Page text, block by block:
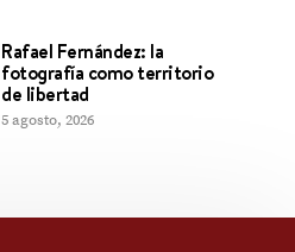
Rafael Fernández: la
fotografía como territorio
de libertad
5 agosto, 2026